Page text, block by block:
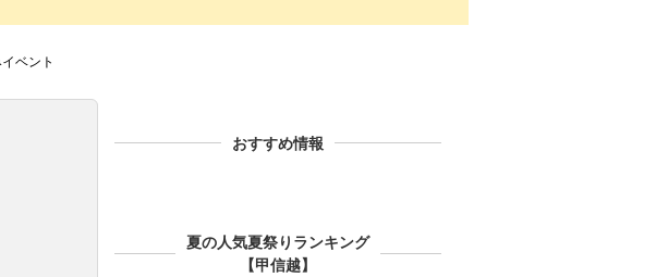
ベント
おすすめ情報
夏の人気夏祭りランキング
【甲信越】